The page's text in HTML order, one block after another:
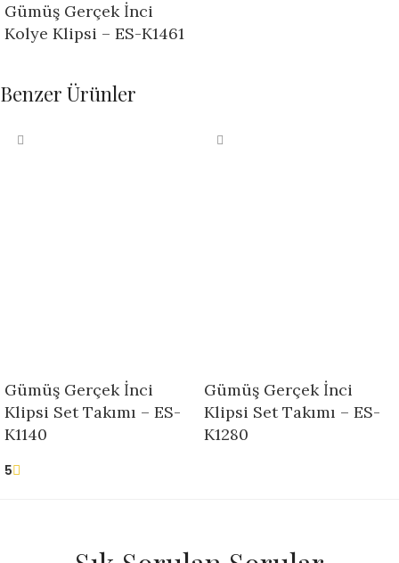
Gümüş Gerçek İnci
Kolye Klipsi – ES-K1461
Benzer Ürünler
Gümüş Gerçek İnci
Klipsi Set Takımı – ES-
K1140
5
Gümüş Gerçek İnci
Klipsi Set Takımı – ES-
K1280